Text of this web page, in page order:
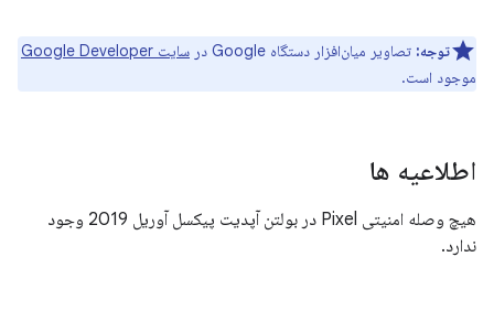
توجه: تصاویر میان‌افزار دستگاه Google در
سایت Google Developer
موجود است.
اطلاعیه ها
هیچ وصله امنیتی Pixel در بولتن آپدیت پیکسل آوریل 2019 وجود
ندارد.